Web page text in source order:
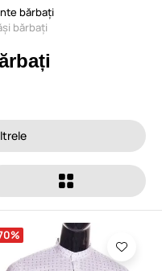
bărbați
bărbați